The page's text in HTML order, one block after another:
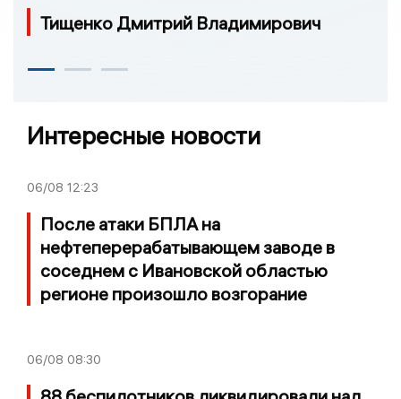
Тищенко Дмитрий Владимирович
Интересные новости
06/08 12:23
После атаки БПЛА на
нефтеперерабатывающем заводе в
соседнем с Ивановской областью
регионе произошло возгорание
06/08 08:30